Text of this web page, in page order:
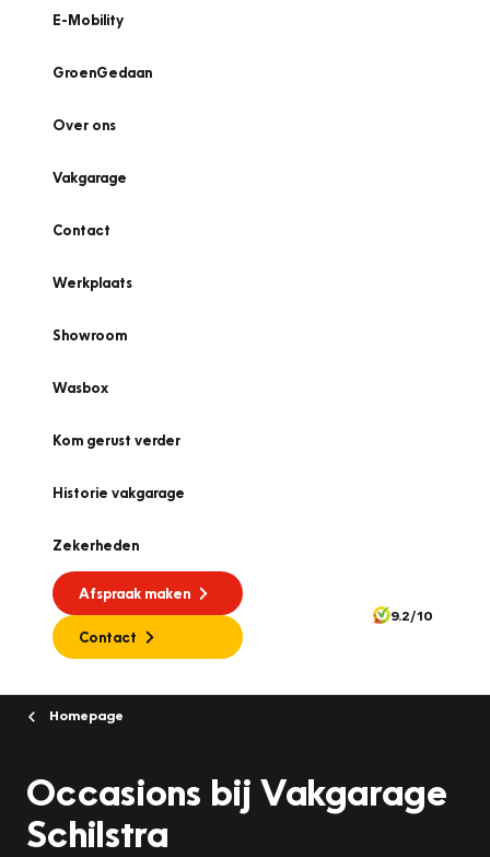
E-Mobility
GroenGedaan
Over ons
Vakgarage
Contact
Werkplaats
Showroom
Wasbox
Kom gerust verder
Historie vakgarage
Zekerheden
Afspraak maken
Contact
9.2/10
Homepage
Occasions bij Vakgarage
Schilstra